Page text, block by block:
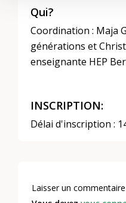
Qui?
Coordination : Maja
générations et
enseignante HEP
INSCRIPTION:
Délai d'inscription :
Laisser un commentaire